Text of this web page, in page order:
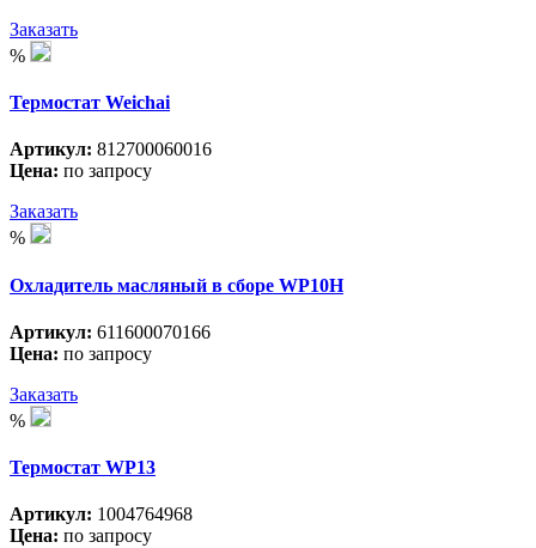
Заказать
%
Термостат Weichai
Артикул: 812700060016
Цена: по запросу
Заказать
%
Охладитель масляный в сборе WP10H
Артикул: 611600070166
Цена: по запросу
Заказать
%
Термостат WP13
Артикул: 1004764968
Цена: по запросу